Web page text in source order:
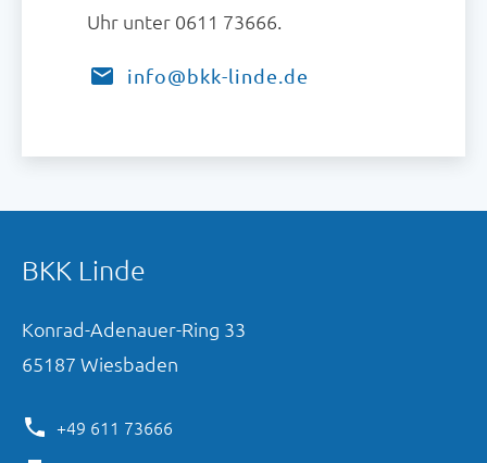
Uhr unter 0611 73666.
info@bkk-linde.de
BKK Linde
Konrad-Adenauer-Ring 33
65187 Wiesbaden
+49 611 73666